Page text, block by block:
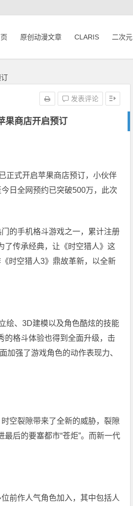
原创动漫文章 CLARIS 二次元
果商店开启预订
发表评论
正式开启苹果商店预订，小伙伴
日全网预约已突破500万，此次
的手机格斗游戏之一，累计注册
了传承经典，让《时空猎人》这
时空猎人3》鼎故革新，以全新
绘、3D建模以及角色酷炫的技能
的格斗体验也得到全面升级，击
加强了游戏角色的动作表现力、
空裂隙带来了全新的威胁，裂隙
后的要塞都市“苍炬”。而新一代
前作人气角色加入，其中包括人